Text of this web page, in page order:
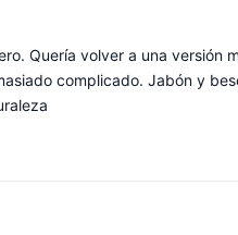
Quería volver a una versión
complicado. Jabón y